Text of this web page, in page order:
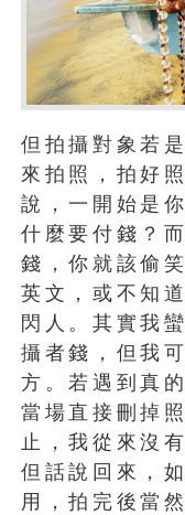
但拍攝對象若
來拍照，拍好
說，一開始是
什麼要付錢？
錢，你就該偷
英文，或不知
閃人。其實我
攝者錢，但我
方。若遇到真
當場直接刪掉
止，我從來沒
但話說回來，
用，拍完後當